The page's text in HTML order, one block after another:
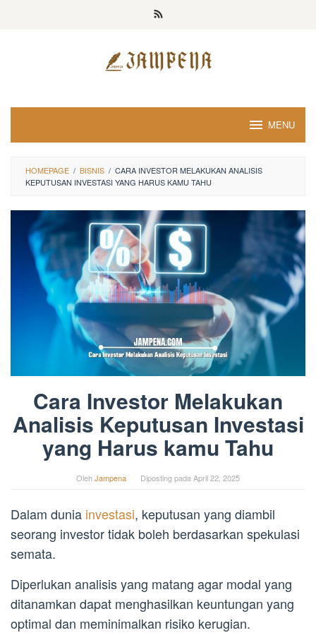
MENU
HOMEPAGE / BISNIS / CARA INVESTOR MELAKUKAN ANALISIS
KEPUTUSAN INVESTASI YANG HARUS KAMU TAHU
Cara Investor Melakukan
Analisis Keputusan Investasi
yang Harus kamu Tahu
OlehJampena Diposting pada April 22, 2025
Dalam dunia investasi, keputusan yang diambil
seorang investor tidak boleh berdasarkan spekulasi
semata.
Diperlukan analisis yang matang agar modal yang
ditanamkan dapat menghasilkan keuntungan yang
optimal dan meminimalkan risiko kerugian.